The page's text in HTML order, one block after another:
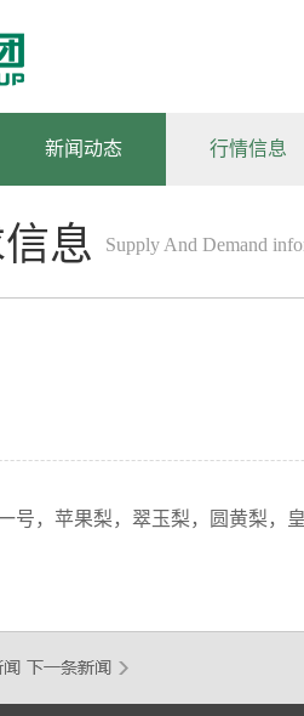
新闻动态 行情信息
息 Supply And Demand
号，苹果梨，翠玉梨，圆黄梨，